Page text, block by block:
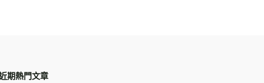
期熱門文章